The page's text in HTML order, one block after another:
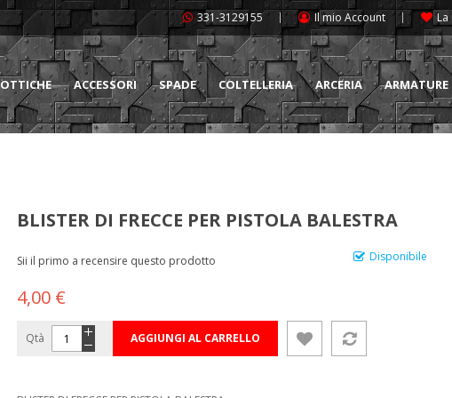
331-3129155 Il mio Account La
OTTICHE ACCESSORI SPADE COLTELLERIA ARCERIA ARMATURE
BLISTER DI FRECCE PER PISTOLA BALESTRA
Disponibile
Sii il primo a recensire questo prodotto
4,00 €
Qtà AGGIUNGI AL CARRELLO